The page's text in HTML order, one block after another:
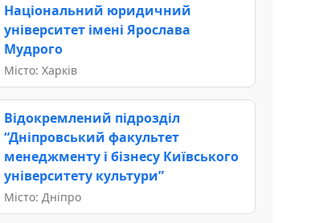
Національний юридичний
університет імені Ярослава
Мудрого
Місто: Харків
Відокремлений підрозділ
“Дніпровський факультет
менеджменту і бізнесу Київського
університету культури”
Місто: Дніпро